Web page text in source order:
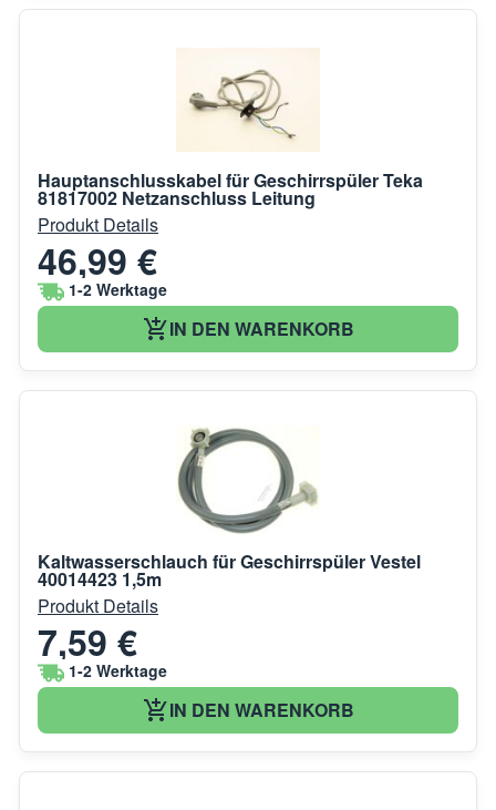
Hauptanschlusskabel für Geschirrspüler Teka
81817002 Netzanschluss Leitung
Produkt Details
46,99 €
1-2 Werktage
IN DEN WARENKORB
Kaltwasserschlauch für Geschirrspüler Vestel
40014423 1,5m
Produkt Details
7,59 €
1-2 Werktage
IN DEN WARENKORB